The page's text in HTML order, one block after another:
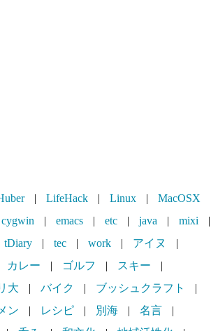
| LifeHack | Linux |
MacOSX
cygwin | emacs | etc | java | mixi
|
tDiary | tec | work | アイヌ
|
カレー | ゴルフ | スキー
|
大 | バイク | ブッシュクラフト
|
ン | レシピ | 別海 | 名言
|